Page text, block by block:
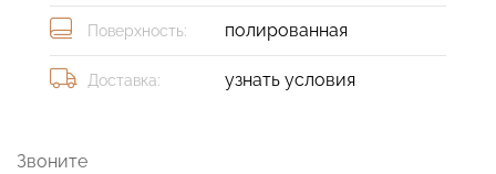
Поверхность: полированная
Доставка: узнать условия
Звоните